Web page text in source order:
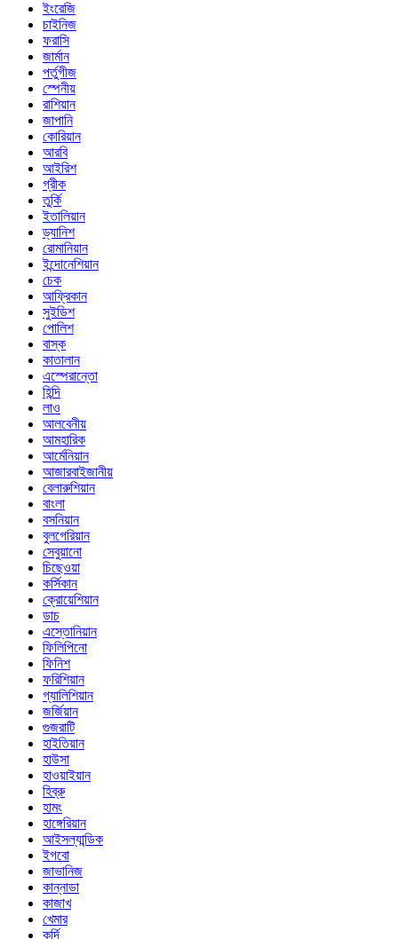
ইংরেজি
চাইনিজ
ফরাসি
জার্মান
পর্তুগীজ
স্পেনীয়
রাশিয়ান
জাপানি
কোরিয়ান
আরবি
আইরিশ
গ্রীক
তুর্কি
ইতালিয়ান
ড্যানিশ
রোমানিয়ান
ইন্দোনেশিয়ান
চেক
আফ্রিকান
সুইডিশ
পোলিশ
বাস্ক
কাতালান
এস্পেরান্তো
হিন্দি
লাও
আলবেনীয়
আমহারিক
আর্মেনিয়ান
আজারবাইজানীয়
বেলারুশিয়ান
বাংলা
বসনিয়ান
বুলগেরিয়ান
সেবুয়ানো
চিছেওয়া
কর্সিকান
ক্রোয়েশিয়ান
ডাচ
এস্তোনিয়ান
ফিলিপিনো
ফিনিশ
ফরিশিয়ান
গ্যালিশিয়ান
জর্জিয়ান
গুজরাটি
হাইতিয়ান
হাউসা
হাওয়াইয়ান
হিব্রু
হামং
হাঙ্গেরিয়ান
আইসল্যান্ডিক
ইগবো
জাভানিজ
কান্নাডা
কাজাখ
খেমার
কুর্দি